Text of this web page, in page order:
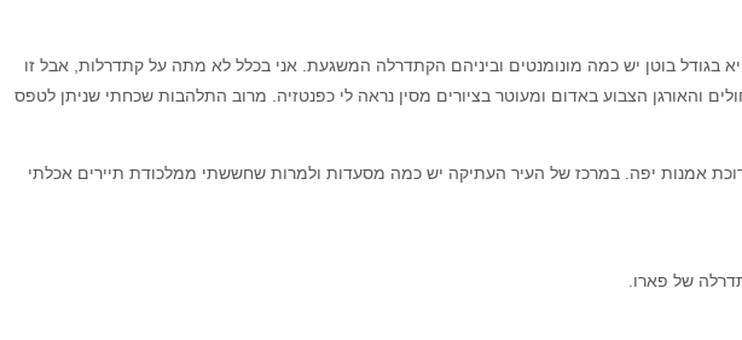
בוטן יש כמה מונומנטים וביניהם הקתדרלה המשגעת. אני בכלל לא מתה על קתדרלות, אבל זו
והאורגן הצבוע באדום ומעוטר בציורים מסין נראה לי כפנטזיה. מרוב התלהבות שכחתי שניתן לטפס
אמנות יפה. במרכז של העיר העתיקה יש כמה מסעדות ולמרות שחששתי ממלכודת תיירים אכלתי
של פארו.